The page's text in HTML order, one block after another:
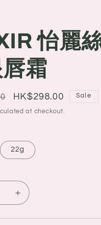
y
/
g
i
怡麗
霜
Sale
price
HK$298.00 Sale
at checkout.
22g
Increase
quantity
for